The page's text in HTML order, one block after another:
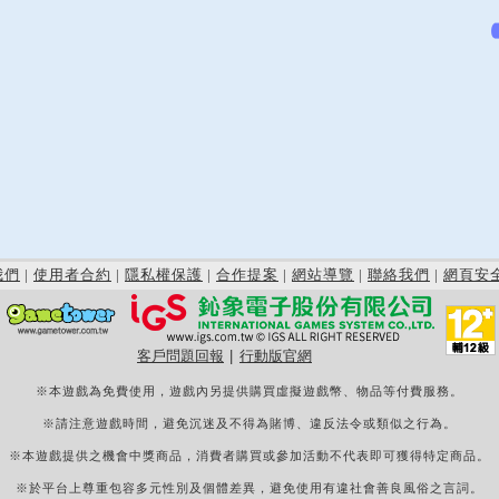
們 | 使用者合約 | 隱私權保護 | 合作提案 | 網站導覽 | 聯絡我們 | 網頁安
客戶問題回報 行動版官網
※本遊戲為免費使用，遊戲內另提供購買虛擬遊戲幣、物品等付費服務。
※請注意遊戲時間，避免沉迷及不得為賭博、違反法令或類似之行為。
※本遊戲提供之機會中獎商品，消費者購買或參加活動不代表即可獲得特定商品。
※於平台上尊重包容多元性別及個體差異，避免使用有違社會善良風俗之言詞。